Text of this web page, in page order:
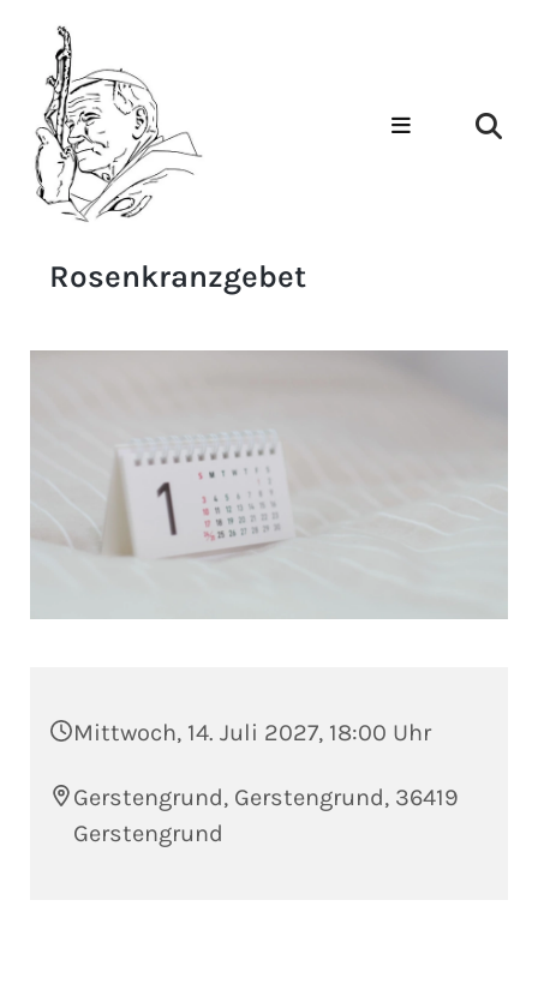
Rosenkranzgebet
Mittwoch, 14. Juli 2027, 18:00 Uhr
Gerstengrund, Gerstengrund, 36419
Gerstengrund